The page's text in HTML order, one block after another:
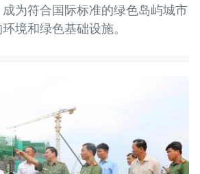
为符合国际标准的绿色岛屿城市
境和绿色基础设施。